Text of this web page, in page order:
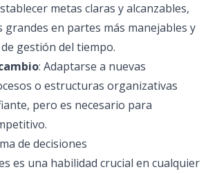
metas claras y alcanzables,
grandes en partes más manejables y
gestión del tiempo.
: Adaptarse a nuevas
o estructuras organizativas
pero es necesario para
de decisiones
es una habilidad crucial en cualquier